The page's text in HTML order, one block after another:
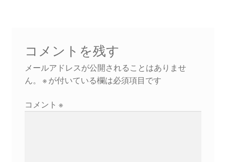
き集会
2024.10.13 映画「決断」上映と講演会を開催
2025.3.23第14回原発ゼロへのカウントダウンinかわさ
シ
ョ
ン
コメントを残す
メールアドレスが公開されることはありませ
ん。
※が付いている欄は必須項目です
コメント ※